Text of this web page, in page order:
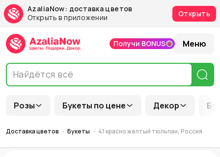
AzaliaNow: доставка цветов
Открыть в приложении
Открыть
Розы Букеты по цене Декор
Получи BONUS Меню
Доставка цветов Букеты 41 красно желтый тюльпан, Россия